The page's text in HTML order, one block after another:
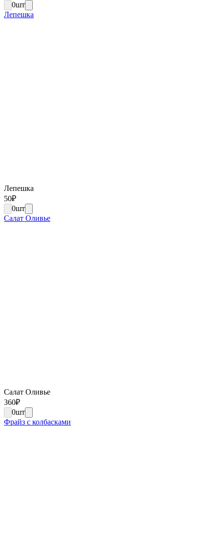
0шт
Лепешка
Лепешка
50₽
0шт
Салат Оливье
Салат Оливье
360₽
0шт
Фрайз с колбасками